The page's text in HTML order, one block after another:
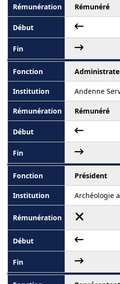
Rémunéré
Andenne
Rémunéré
Président
Archéologie